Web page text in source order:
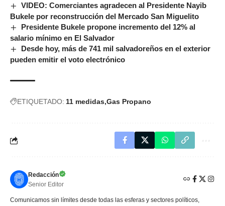
VIDEO: Comerciantes agradecen al Presidente Nayib
Bukele por reconstrucción del Mercado San Miguelito
Presidente Bukele propone incremento del 12% al
salario mínimo en El Salvador
Desde hoy, más de 741 mil salvadoreños en el exterior
pueden emitir el voto electrónico
ETIQUETADO: 11 medidas Gas Propano
Redacción
Senior Editor
Comunicamos sin límites desde todas las esferas y sectores políticos,